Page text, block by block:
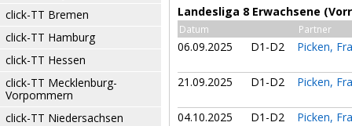
click-TT Bremen
click-TT Hamburg
click-TT Hessen
click-TT Mecklenburg-
Vorpommern
click-TT Niedersachsen
Landesliga 8 Erwachsene
Datum Partner
06.09.2025 D1-D2 Picken,
21.09.2025 D1-D2 Picken,
04.10.2025 D1-D2 Picken,